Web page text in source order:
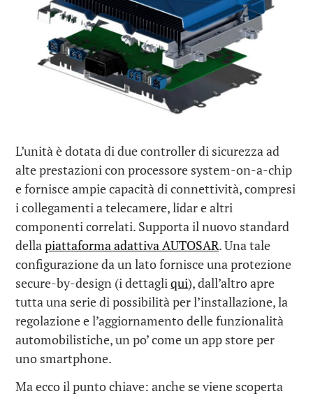
L’unità è dotata di due controller di sicurezza ad
alte prestazioni con processore system-on-a-chip
e fornisce ampie capacità di connettività, compresi
i collegamenti a telecamere, lidar e altri
componenti correlati. Supporta il nuovo standard
dellapiattaforma adattiva AUTOSAR. Una tale
configurazione da un lato fornisce una protezione
secure-by-design (i dettagliqui), dall’altro apre
tutta una serie di possibilità per l’installazione, la
regolazione e l’aggiornamento delle funzionalità
automobilistiche, un po’ come un app store per
uno smartphone.
Ma ecco il punto chiave: anche se viene scoperta